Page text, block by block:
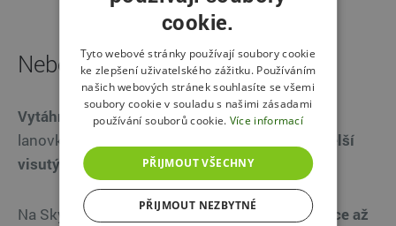
Nebeské zážitky v oblacích
Vytáhněte z kufru pohorkynebo naskočte na
lanovku a vyrazte do nebeských výšin
na nejdelší
visutý most na světě nebo Stezku v oblacích.
Na Sky Bridge 721 se budete procházet
ve výšce až
cookie.
Tyto webové stránky používají soubory cookie
ke zlepšení uživatelského zážitku. Používáním
našich webových stránek souhlasíte se všemi
soubory cookie v souladu s našimi zásadami
používání souborů cookie. Více informací
PŘIJMOUT VŠECHNY
PŘIJMOUT NEZBYTNÉ